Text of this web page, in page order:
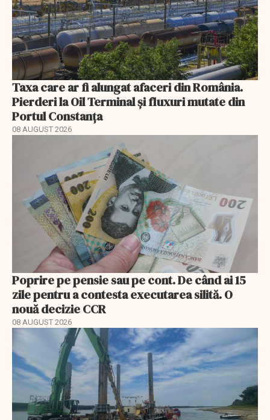
Taxa care ar fi alungat afaceri din România.
Pierderi la Oil Terminal și fluxuri mutate din
Portul Constanța
08 AUGUST 2026
Poprire pe pensie sau pe cont. De când ai 15
zile pentru a contesta executarea silită. O
nouă decizie CCR
08 AUGUST 2026